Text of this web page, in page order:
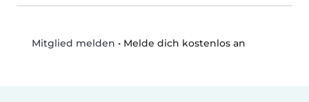
Mitglied melden • Melde dich kostenlos an